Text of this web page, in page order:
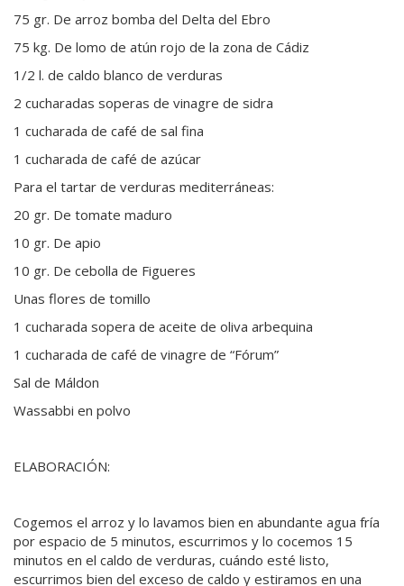
75 gr. De arroz bomba del Delta del Ebro
75 kg. De lomo de atún rojo de la zona de Cádiz
1/2 l. de caldo blanco de verduras
2 cucharadas soperas de vinagre de sidra
1 cucharada de café de sal fina
1 cucharada de café de azúcar
Para el tartar de verduras mediterráneas:
20 gr. De tomate maduro
10 gr. De apio
10 gr. De cebolla de Figueres
Unas flores de tomillo
1 cucharada sopera de aceite de oliva arbequina
1 cucharada de café de vinagre de “Fórum”
Sal de Máldon
Wassabbi en polvo
ELABORACIÓN:
Cogemos el arroz y lo lavamos bien en abundante agua fría
por espacio de 5 minutos, escurrimos y lo cocemos 15
minutos en el caldo de verduras, cuándo esté listo,
escurrimos bien del exceso de caldo y estiramos en una